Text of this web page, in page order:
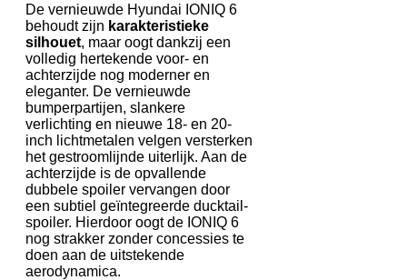
De vernieuwde Hyundai IONIQ 6
behoudt zijn karakteristieke
silhouet, maar oogt dankzij een
volledig hertekende voor- en
achterzijde nog moderner en
eleganter. De vernieuwde
bumperpartijen, slankere
verlichting en nieuwe 18- en 20-
inch lichtmetalen velgen versterken
het gestroomlijnde uiterlijk. Aan de
achterzijde is de opvallende
dubbele spoiler vervangen door
een subtiel geïntegreerde ducktail-
spoiler. Hierdoor oogt de IONIQ 6
nog strakker zonder concessies te
doen aan de uitstekende
aerodynamica.